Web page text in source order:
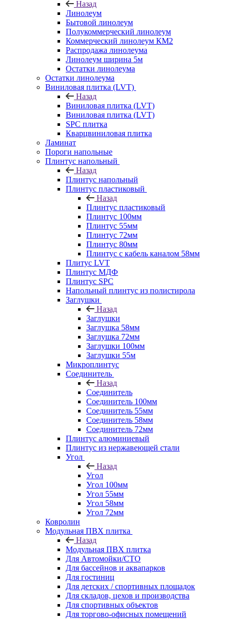
Назад
Линолеум
Бытовой линолеум
Полукоммерческий линолеум
Коммерческий линолеум КМ2
Распродажа линолеума
Линолеум ширина 5м
Остатки линолеума
Остатки линолеума
Виниловая плитка (LVT)
Назад
Виниловая плитка (LVT)
Виниловая плитка (LVT)
SPC плитка
Кварцвиниловая плитка
Ламинат
Пороги напольные
Плинтус напольный
Назад
Плинтус напольный
Плинтус пластиковый
Назад
Плинтус пластиковый
Плинтус 100мм
Плинтус 55мм
Плинтус 72мм
Плинтус 80мм
Плинтус с кабель каналом 58мм
Плитус LVT
Плинтус МДФ
Плинтус SPC
Напольный плинтус из полистирола
Заглушки
Назад
Заглушки
Заглушка 58мм
Заглушка 72мм
Заглушки 100мм
Заглушки 55м
Микроплинтус
Соединитель
Назад
Соединитель
Соединитель 100мм
Соединитель 55мм
Соединитель 58мм
Соединитель 72мм
Плинтус алюминиевый
Плинтус из нержавеющей стали
Угол
Назад
Угол
Угол 100мм
Угол 55мм
Угол 58мм
Угол 72мм
Ковролин
Модульная ПВХ плитка
Назад
Модульная ПВХ плитка
Для Автомойки/СТО
Для бассейнов и аквапарков
Для гостиниц
Для детских / спортивных площадок
Для складов, цехов и производства
Для спортивных объектов
Для торгово-офисных помещений